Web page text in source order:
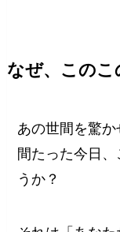
なぜ、このこ
あの世間を驚
間たった今日
うか？